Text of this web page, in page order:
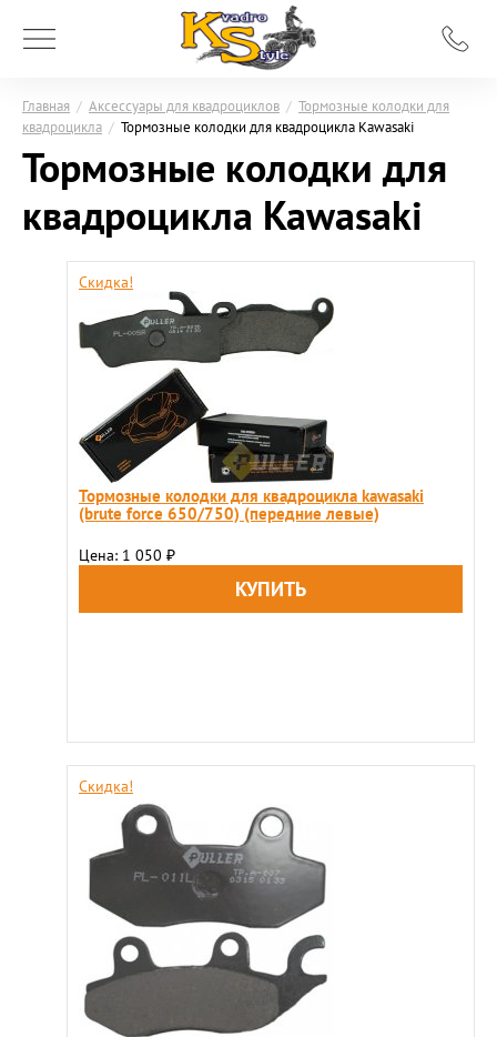
Главная / Аксессуары для квадроциклов / Тормозные колодки для
квадроцикла / Тормозные колодки для квадроцикла Kawasaki
Тормозные колодки для
квадроцикла Kawasaki
Скидка!
Тормозные колодки для квадроцикла kawasaki
(brute force 650/750) (передние левые)
Цена: 1 050 ₽
Скидка!